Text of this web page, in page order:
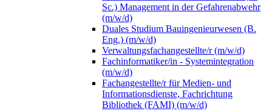
Sc.) Management in der Gefahrenabwehr
(m/w/d)
Duales Studium Bauingenieurwesen (B.
Eng.) (m/w/d)
Verwaltungsfachangestellte/r (m/w/d)
Fachinformatiker/in - Systemintegration
(m/w/d)
Fachangestellte/r für Medien- und
Informationsdienste, Fachrichtung
Bibliothek (FAMI) (m/w/d)